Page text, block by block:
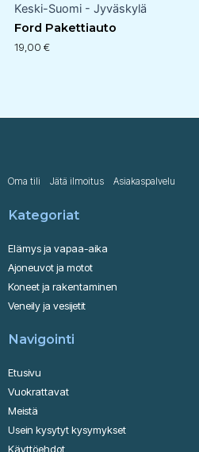
Keski-Suomi - Jyväskylä
Ford Pakettiauto
19,00 €
Oma tili Jätä ilmoitus Asiakaspalvelu
Kategoriat
Elämys ja vapaa-aika
Ajoneuvot ja motot
Koneet ja rakentaminen
Veneily ja vesijetit
Navigointi
Etusivu
Vuokrattavat
Meistä
Usein kysytyt kysymykset
Käyttöehdot